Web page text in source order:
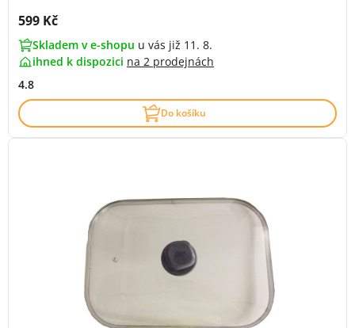
Cena s DPH:
599 Kč
Skladem v e-shopu u vás již 11. 8.
ihned k dispozici na 2 prodejnách
4.8
Do košíku